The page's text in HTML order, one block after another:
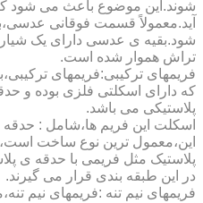
شوند.این موضوع باعث می شود
آید.معمولاً قسمت فوقانی
شود.بقیه ی عدسی دارای یک
تراش هموار شده است.
فریمهای ترکیبی:فریمهای
که دارای اسکلتی فلزی بوده و
پلاستیکی می باشد.
اسکلت این فریم ها،شامل :
این،معمول ترین نوع ساخت
پلاستیک مثل فریمی با حدقه ی
در این طبقه بندی قرار می گیرند.
فریمهای نیم تنه :فریمهای نیم